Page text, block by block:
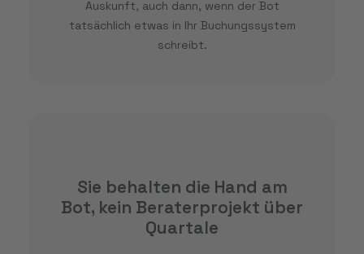
Auskunft, auch dann, wenn der Bot
tatsächlich etwas in Ihr Buchungssystem
schreibt.
Sie behalten die Hand am
Bot, kein Beraterprojekt über
Quartale